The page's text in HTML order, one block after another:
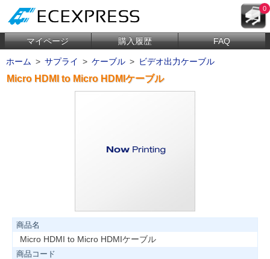
0
マイページ 購入履歴 FAQ
ホーム > サプライ > ケーブル > ビデオ出力ケーブル
Micro HDMI to Micro HDMIケーブル
商品名
Micro HDMI to Micro HDMIケーブル
商品コード